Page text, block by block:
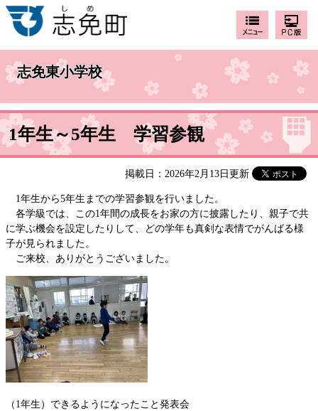
志免東小学校
1年生～5年生 学習参観
掲載日：2026年2月13日更新
1年生から5年生までの学習参観を行いました。
各学級では、この1年間の成長をお家の方に披露したり、親子で共
に学ぶ機会を設定したりして、どの学年も真剣な表情でがんばる様
子が見られました。
ご来校、ありがとうございました。
（1年生）できるようになったこと発表会